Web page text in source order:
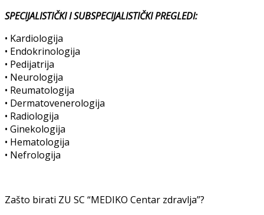
SPECIJALISTIČKI I SUBSPECIJALISTIČKI PREGLEDI:
• Kardiologija
• Endokrinologija
• Pedijatrija
• Neurologija
• Reumatologija
• Dermatovenerologija
• Radiologija
• Ginekologija
• Hematologija
• Nefrologija
Zašto birati ZU SC “MEDIKO Centar zdravlja”?